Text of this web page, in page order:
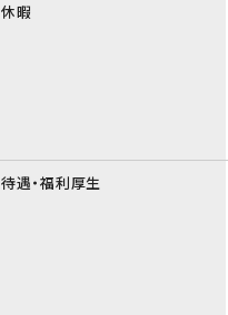
休暇
待遇・福利厚生